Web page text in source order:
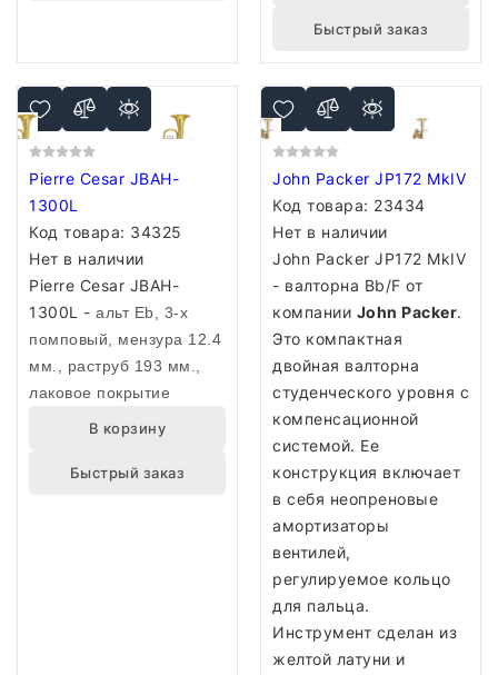
Быстрый заказ
Pierre Cesar JBAH-
1300L
Код товара: 34325
Нет в наличии
Pierre Cesar JBAH-
1300L - альт Eb, 3-х
помповый, мензура 12.4
мм., раструб 193 мм.,
лаковое покрытие
В корзину
Быстрый заказ
John Packer JP172 MkIV
Код товара: 23434
Нет в наличии
John Packer JP172 MkIV
- валторна Bb/F от
компании John Packer.
Это компактная
двойная валторна
студенческого уровня с
компенсационной
системой. Ее
конструкция включает
в себя неопреновые
амортизаторы
вентилей,
регулируемое кольцо
для пальца.
Инструмент сделан из
желтой латуни и